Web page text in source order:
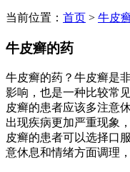
当前位置： 首页 > 牛皮
牛皮癣的药
牛皮癣的药？牛皮癣是
影响，也是一种比较常
皮癣的患者应该多注意
出现疾病更加严重现象
皮癣的患者可以选择口
意休息和情绪方面调理